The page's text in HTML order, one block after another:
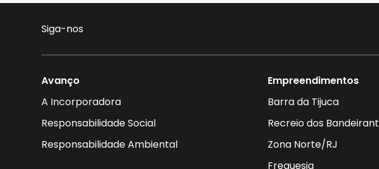
Siga-nos
Avanço
A Incorporadora
Responsabilidade Social
Responsabilidade Ambiental
Empreendimentos
Barra da Tijuca
Recreio dos
Zona Norte/RJ
Freguesia